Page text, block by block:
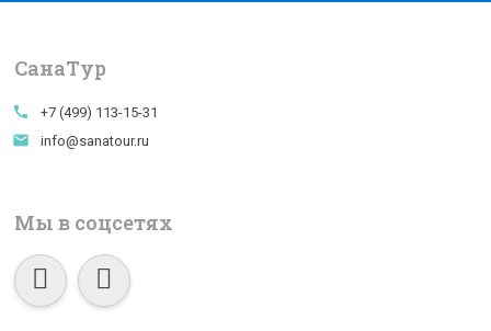
СанаTур
call +7 (499) 113-15-31
email info@sanatour.ru
Мы в соцсетях